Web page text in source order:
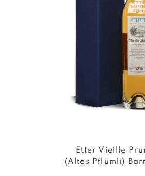
Etter Vieille
(Altes Pflümli)